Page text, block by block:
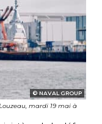
NAVAL GROUP
mardi 19 mai à